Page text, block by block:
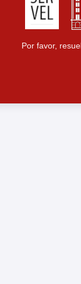
Por favor,